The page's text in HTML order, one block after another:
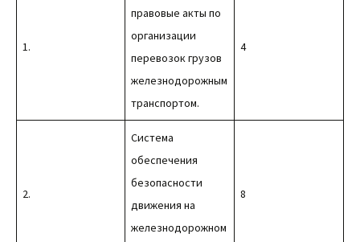
1.
правовые акты по
организации
перевозок грузов
железнодорожным
транспортом.
4
2.
Система
обеспечения
безопасности
движения на
железнодорожном
8